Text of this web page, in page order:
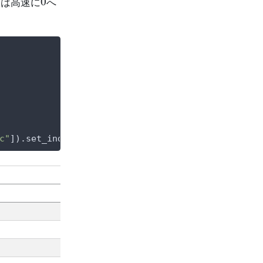
]).set_index(